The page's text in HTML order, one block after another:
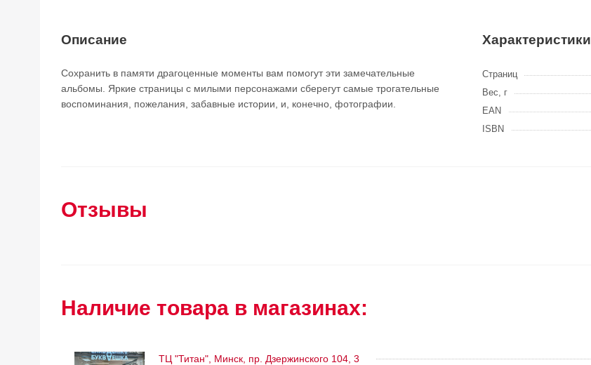
Описание
Сохранить в памяти драгоценные моменты вам помогут эти замечательные
альбомы. Яркие страницы с милыми персонажами сберегут самые трогательные
воспоминания, пожелания, забавные истории, и, конечно, фотографии.
Характеристики
Страниц
Вес, г
EAN
ISBN
Отзывы
Наличие товара в магазинах:
ТЦ "Титан", Минск, пр. Дзержинского 104, 3